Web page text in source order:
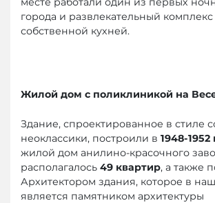
города и развлекательный комплекс
собственной кухней.
Жилой дом с поликлиникой на
Здание, спроектированное в стиле
неоклассики, построили в 1948-1952
жилой дом анилино-красочного
располагалось 49 квартир, а также
Архитектором здания, которое в
является памятником архитектуры